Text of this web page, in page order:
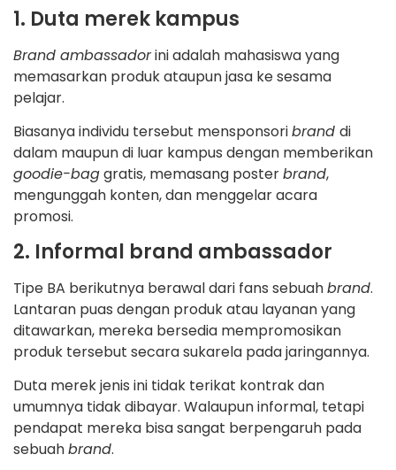
1. Duta merek kampus
Brand ambassadorini adalah mahasiswa yang
memasarkan produk ataupun jasa ke sesama
pelajar.
Biasanya individu tersebut mensponsoribrand di
dalam maupun di luar kampus dengan memberikan
goodie-baggratis, memasang posterbrand,
mengunggah konten, dan menggelar acara
promosi.
2. Informal brand ambassador
Tipe BA berikutnya berawal dari fans sebuahbrand.
Lantaran puas dengan produk atau layanan yang
ditawarkan, mereka bersedia mempromosikan
produk tersebut secara sukarela pada jaringannya.
Duta merek jenis ini tidak terikat kontrak dan
umumnya tidak dibayar. Walaupun informal, tetapi
pendapat mereka bisa sangat berpengaruh pada
sebuahbrand.